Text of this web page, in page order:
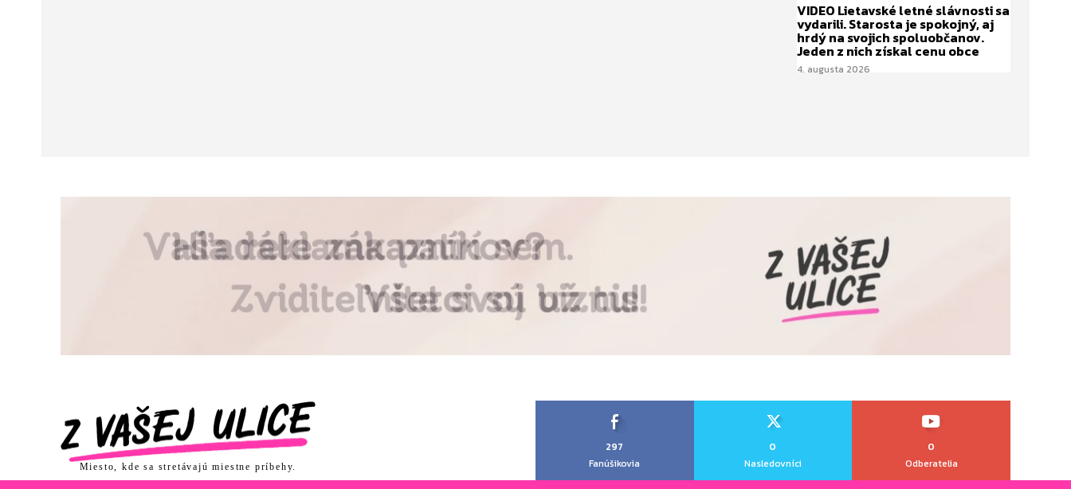
VIDEO Lietavské letné slávnosti sa
vydarili. Starosta je spokojný, aj
hrdý na svojich spoluobčanov.
Jeden z nich získal cenu obce
4. augusta 2026
Miesto, kde sa stretávajú miestne príbehy.
297
Fanúšikovia
0
Nasledovníci
0
Odberatelia